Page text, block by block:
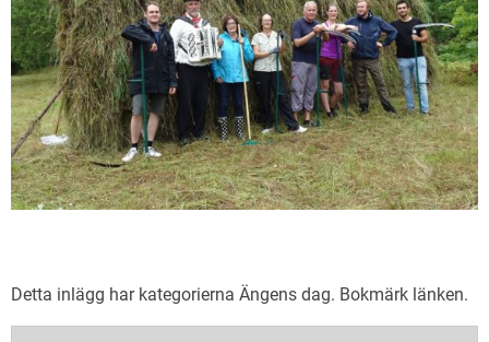
Detta inlägg har kategorierna Ängens dag. Bokmärk länken.